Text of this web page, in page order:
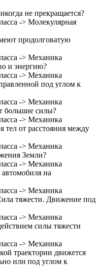
не прекращается?
-> Молекулярная
продолговатую
-> Механика
и энергию?
-> Механика
под углом к
-> Механика
большие силы?
-> Механика
тел от расстояния между
-> Механика
Земли?
-> Механика
на
-> Механика
тяжести. Движение под
-> Механика
силы тяжести
-> Механика
траектории движется
или под углом к